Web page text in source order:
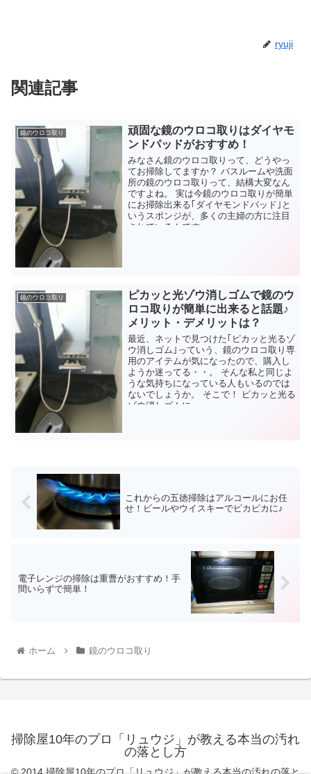
ryuji
関連記事
鏡のウロコ取り
頑固な鏡のウロコ取りはダイヤモ
ンドパッドがおすすめ！
みなさん鏡のウロコ取りって、どうやっ
てお掃除してますか？ バスルームや洗面
所の鏡のウロコ取りって、結構大変なん
ですよね。 実は今鏡のウロコ取りが簡単
にお掃除出来る｢ダイヤモンドパッド｣と
いうスポンジが、多くの主婦の方に注目
されているんです。...
鏡のウロコ取り
ピカッと光ゾウ消しゴムで鏡のウ
ロコ取りが簡単に出来ると話題♪
メリット・デメリットは？
最近、ネットで見つけた｢ピカッと光るゾ
ウ消しゴム｣っていう、鏡のウロコ取り専
用のアイテムが気になったので、購入し
ようか迷ってる・・。 そんな私と同じよ
うな気持ちになっている人もいるのでは
ないでしょうか。 そこで！ ピカッと光る
ゾウ消しゴムに...
これからの五徳掃除はアルコールにお任
せ！ビールやウイスキーでピカピカに♪
電子レンジの掃除は重曹がおすすめ！手
間いらずで簡単！
ホーム 鏡のウロコ取り
掃除屋10年のプロ「リュウジ」が教える本当の汚れ
の落とし方